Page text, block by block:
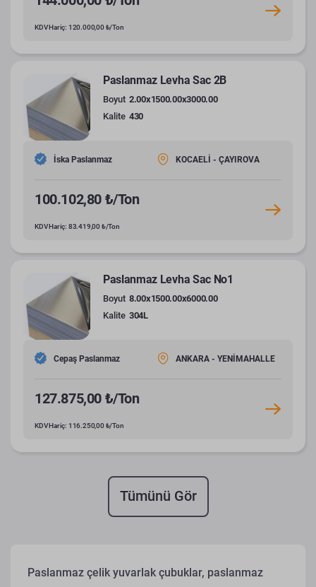
KDV Hariç: 120.000,00 ₺/Ton
Paslanmaz Levha Sac 2B
Boyut 2.00x1500.00x3000.00
Kalite 430
İska Paslanmaz KOCAELİ - ÇAYIROVA
100.102,80 ₺/Ton
KDV Hariç: 83.419,00 ₺/Ton
Paslanmaz Levha Sac No1
Boyut 8.00x1500.00x6000.00
Kalite 304L
Cepaş Paslanmaz ANKARA - YENİMAHALLE
127.875,00 ₺/Ton
KDV Hariç: 116.250,00 ₺/Ton
Tümünü Gör
Paslanmaz çelik yuvarlak çubuklar, paslanmaz